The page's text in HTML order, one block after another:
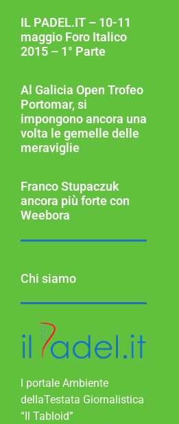
IL PADEL.IT – 10-11
maggio Foro Italico
2015 – 1° Parte
Al Galicia Open Trofeo
Portomar, si
impongono ancora una
volta le gemelle delle
meraviglie
Franco Stupaczuk
ancora più forte con
Weebora
Chi siamo
l portale Ambiente
dellaTestata Giornalistica
“Il Tabloid”